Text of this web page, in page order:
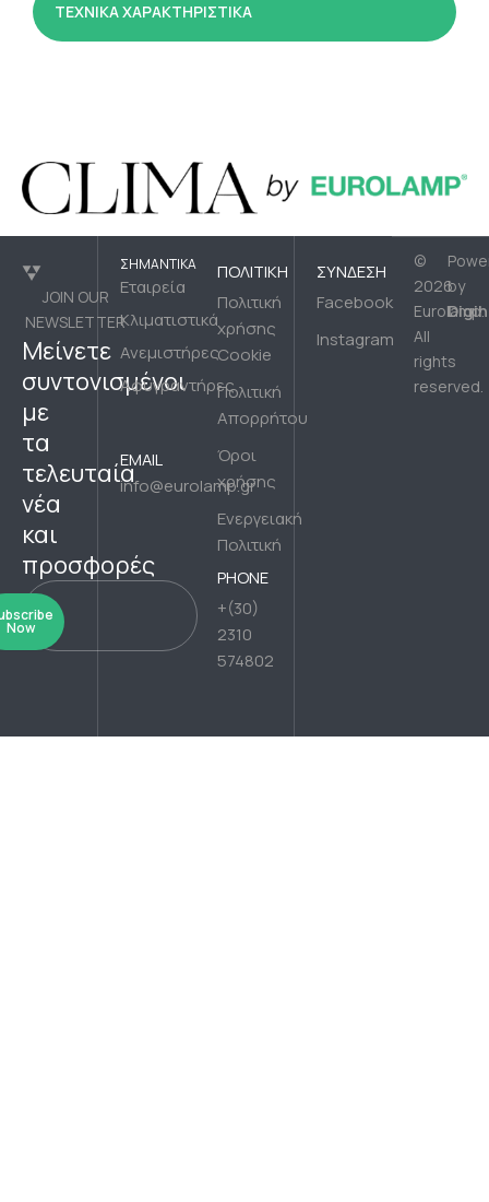
ΤΕΧΝΙΚΑ ΧΑΡΑΚΤΗΡΙΣΤΙΚΑ
JOIN OUR
NEWSLETTER
Μείνετε
συντονισμένοι
με
τα
τελευταία
νέα
και
προσφορές
Now
ΣΗΜΑΝΤΙΚΆ
Εταιρεία
Κλιματιστικά
Ανεμιστήρες
Αφυγραντήρες
EMAIL
info@eurolamp.gr
ΠΟΛΙΤΙΚΉ
Πολιτική
χρήσης
Cookie
Πολιτική
Απορρήτου
Όροι
χρήσης
Ενεργειακή
Πολιτική
PHONE
+(30)
2310
574802
ΣΎΝΔΕΣΗ
Facebook
Instagram
©
2026
Eurolamp.
All
rights
reserved.
by